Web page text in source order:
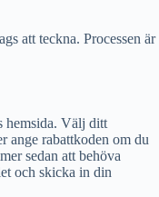
att teckna. Processen är
hemsida. Välj ditt
ange rabattkoden om du
sedan att behöva
och skicka in din